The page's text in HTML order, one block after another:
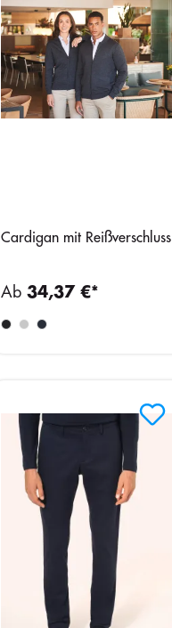
Cardigan mit Reißverschluss
Ab 34,37 €*